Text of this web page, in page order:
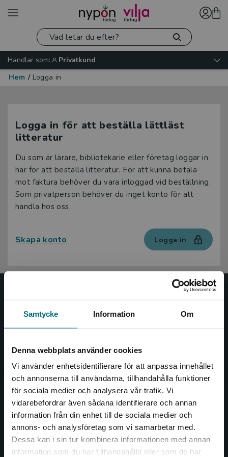
Samtycke Information Om
Denna webbplats använder cookies
Vi använder enhetsidentifierare för att anpassa innehållet
och annonserna till användarna, tillhandahålla funktioner
för sociala medier och analysera vår trafik. Vi
vidarebefordrar även sådana identifierare och annan
information från din enhet till de sociala medier och
annons- och analysföretag som vi samarbetar med.
Dessa kan i sin tur kombinera informationen med annan
information som du har tillhandahållit eller som de har
Begränsad fraktregion
Handlar som:
Privatkund
Hem / Logga in
Logga in för att beställa lättläst
litteratur
Du som är lärare, bibliotekarie eller företag loggar in
här för att beställa litteratur. För att kunna betala
mot faktura behöver du vara inloggad vid beställning.
Som privatperson behöver du inget konto för att
handla hos oss.
Skapa konto Logga in
Nypon och Vilja
såväl barn som vuxna.
Kontakta oss
Kontakta oss
046-31 20 00
Box 141